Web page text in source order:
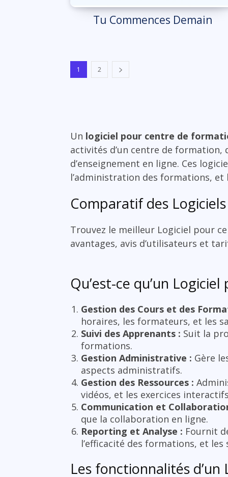
Tu Commences Demain
1 2
Un logiciel pour centre de
activités d’un centre de formation,
d’enseignement en ligne. Ces
l’administration des formations, et
Comparatif des
Trouvez le meilleur Logiciel pour
avantages, avis d’utilisateurs et
Qu’est-ce qu’un
Gestion des Cours et des
horaires, les formateurs, et les
Suivi des Apprenants : Suit la
formations.
Gestion Administrative : Gère
aspects administratifs.
Gestion des Ressources :
vidéos, et les exercices
Communication et
que la collaboration en ligne.
Reporting et Analyse : Fournit
l’efficacité des formations, et
Les fonctionnalités